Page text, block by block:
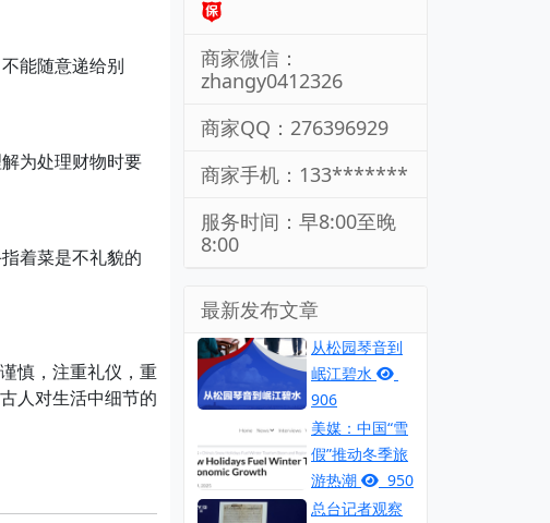
能随意递给别
为处理财物时要
着菜是不礼貌的
慎，注重礼仪，重
人对生活中细节的
商家微信：
zhangy0412326
商家QQ：276396929
商家手机：133*******
服务时间：早8:00至晚
8:00
最新发布文章
从松园琴音到
岷江碧水
906
美媒：中国“雪
假”推动冬季旅
游热潮
950
总台记者观察